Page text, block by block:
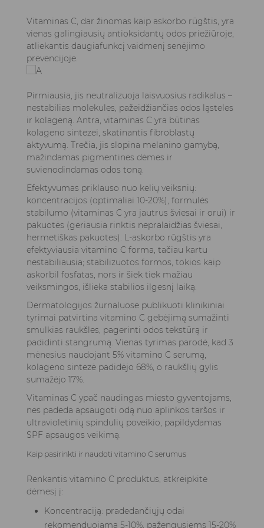
Vitaminas C, dar žinomas kaip askorbo rūgštis, yra
vienas galingiausių antioksidantų odos priežiūroje,
atliekantis daugiafunkcį vaidmenį senėjimo
prevencijoje.
Pirmiausia, jis neutralizuoja laisvuosius radikalus –
nestabilias molekules, pažeidžiančias odos ląsteles
ir kolageną. Antra, vitaminas C yra būtinas
kolageno sintezei, skatinantis fibroblastų
aktyvumą. Trečia, jis slopina melanino gamybą,
mažindamas pigmentines dėmes ir
suvienodindamas odos toną.
Efektyvumas priklauso nuo kelių veiksnių:
koncentracijos (optimaliai 10-20%), formulės
stabilumo (vitaminas C yra jautrus šviesai ir orui) ir
pakuotės (geriausia rinktis nepralaidžias šviesai,
hermetiškas pakuotes). L-askorbo rūgštis yra
efektyviausia vitamino C forma, tačiau kartu
nestabiliausia; stabilizuotos formos, tokios kaip
askorbil fosfatas, nors ir šiek tiek mažiau
veiksmingos, išlieka stabilios ilgesnį laiką.
Dermatologijos žurnaluose publikuoti klinikiniai
tyrimai patvirtina vitamino C gebėjimą sumažinti
smulkias raukšles, pagerinti odos tekstūrą ir
padidinti stangrumą. Vienas tyrimas parodė, kad 3
mėnesius naudojant 5% vitamino C serumą,
kolageno sintezė padidėjo 68%, o raukšlių gylis
sumažėjo 17%.
Vitaminas C ypač naudingas miesto gyventojams,
nes padeda apsaugoti odą nuo aplinkos taršos ir
ultravioletinių spindulių poveikio, papildydamas
SPF apsaugos veikimą.
Kaip pasirinkti ir naudoti vitamino C serumus
Renkantis vitamino C produktus, atkreipkite
dėmesį į:
Koncentraciją: pradedančiųjų odai
rekomenduojama 5-10%, pažengusiems 15-20%